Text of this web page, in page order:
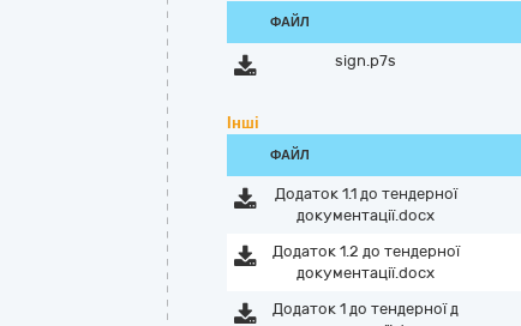
ФАЙЛ
sign.p7s
Інші
ФАЙЛ
Додаток 1.1 до тендерної
документації.docx
Додаток 1.2 до тендерної
документації.docx
Додаток 1 до тендерної д